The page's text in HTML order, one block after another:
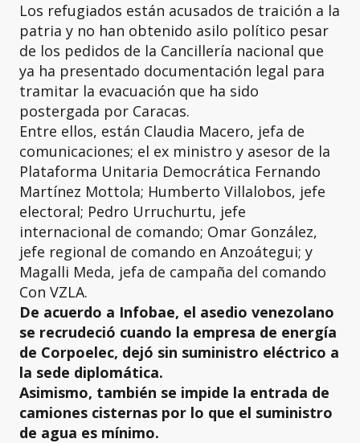
Los refugiados están acusados de traición a la
patria y no han obtenido asilo político pesar
de los pedidos de la Cancillería nacional que
ya ha presentado documentación legal para
tramitar la evacuación que ha sido
postergada por Caracas.
Entre ellos, están Claudia Macero, jefa de
comunicaciones; el ex ministro y asesor de la
Plataforma Unitaria Democrática Fernando
Martínez Mottola; Humberto Villalobos, jefe
electoral; Pedro Urruchurtu, jefe
internacional de comando; Omar González,
jefe regional de comando en Anzoátegui; y
Magalli Meda, jefa de campaña del comando
Con VZLA.
De acuerdo a Infobae, el asedio venezolano
se recrudeció cuando la empresa de energía
de Corpoelec, dejó sin suministro eléctrico a
la sede diplomática.
Asimismo, también se impide la entrada de
camiones cisternas por lo que el suministro
de agua es mínimo.